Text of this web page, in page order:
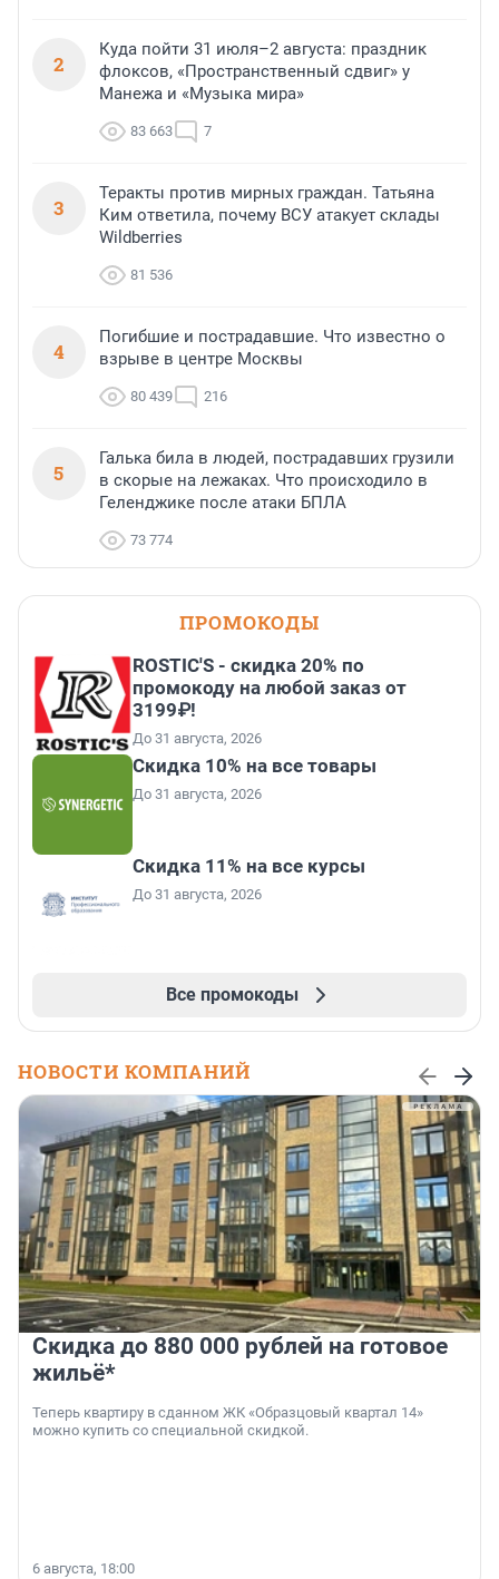
2
Куда пойти 31 июля–2 августа: праздник
флоксов, «Пространственный сдвиг» у
Манежа и «Музыка мира»
83 663 7
3
Теракты против мирных граждан. Татьяна
Ким ответила, почему ВСУ атакует склады
Wildberries
81 536
4
Погибшие и пострадавшие. Что известно о
взрыве в центре Москвы
80 439 216
5
Галька била в людей, пострадавших грузили
в скорые на лежаках. Что происходило в
Геленджике после атаки БПЛА
73 774
ПРОМОКОДЫ
ROSTIC'S - скидка 20% по
промокоду на любой заказ от
3199₽!
До 31 августа, 2026
Скидка 10% на все товары
До 31 августа, 2026
Скидка 11% на все курсы
До 31 августа, 2026
Все промокоды
НОВОСТИ КОМПАНИЙ
Скидка до 880 000 рублей на готовое
жильё*
Теперь квартиру в сданном ЖК «Образцовый квартал 14»
можно купить со специальной скидкой.
6 августа, 18:00